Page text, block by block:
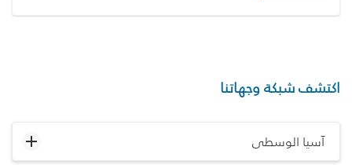
اكتشف شبكة وجهاتنا
آسيا الوسطى